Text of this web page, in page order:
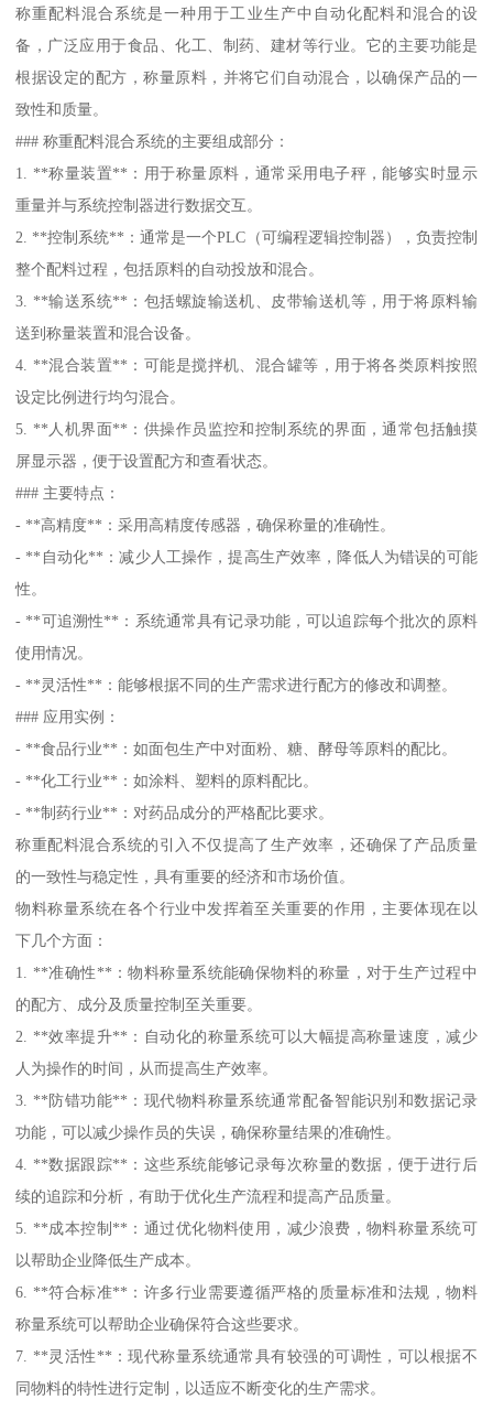
称重配料混合系统是一种用于工业生产中自动化配料和混合的设
备，广泛应用于食品、化工、制药、建材等行业。它的主要功能是
根据设定的配方，称量原料，并将它们自动混合，以确保产品的一
致性和质量。
### 称重配料混合系统的主要组成部分：
1. **称量装置**：用于称量原料，通常采用电子秤，能够实时显示
重量并与系统控制器进行数据交互。
2. **控制系统**：通常是一个PLC（可编程逻辑控制器），负责控制
整个配料过程，包括原料的自动投放和混合。
3. **输送系统**：包括螺旋输送机、皮带输送机等，用于将原料输
送到称量装置和混合设备。
4. **混合装置**：可能是搅拌机、混合罐等，用于将各类原料按照
设定比例进行均匀混合。
5. **人机界面**：供操作员监控和控制系统的界面，通常包括触摸
屏显示器，便于设置配方和查看状态。
### 主要特点：
- **高精度**：采用高精度传感器，确保称量的准确性。
- **自动化**：减少人工操作，提高生产效率，降低人为错误的可能
性。
- **可追溯性**：系统通常具有记录功能，可以追踪每个批次的原料
使用情况。
- **灵活性**：能够根据不同的生产需求进行配方的修改和调整。
### 应用实例：
- **食品行业**：如面包生产中对面粉、糖、酵母等原料的配比。
- **化工行业**：如涂料、塑料的原料配比。
- **制药行业**：对药品成分的严格配比要求。
称重配料混合系统的引入不仅提高了生产效率，还确保了产品质量
的一致性与稳定性，具有重要的经济和市场价值。
物料称量系统在各个行业中发挥着至关重要的作用，主要体现在以
下几个方面：
1. **准确性**：物料称量系统能确保物料的称量，对于生产过程中
的配方、成分及质量控制至关重要。
2. **效率提升**：自动化的称量系统可以大幅提高称量速度，减少
人为操作的时间，从而提高生产效率。
3. **防错功能**：现代物料称量系统通常配备智能识别和数据记录
功能，可以减少操作员的失误，确保称量结果的准确性。
4. **数据跟踪**：这些系统能够记录每次称量的数据，便于进行后
续的追踪和分析，有助于优化生产流程和提高产品质量。
5. **成本控制**：通过优化物料使用，减少浪费，物料称量系统可
以帮助企业降低生产成本。
6. **符合标准**：许多行业需要遵循严格的质量标准和法规，物料
称量系统可以帮助企业确保符合这些要求。
7. **灵活性**：现代称量系统通常具有较强的可调性，可以根据不
同物料的特性进行定制，以适应不断变化的生产需求。